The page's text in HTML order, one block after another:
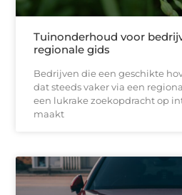
Tuinonderhoud voor
regionale gids
Bedrijven die een geschikte
dat steeds vaker via een
een lukrake zoekopdracht op
maakt